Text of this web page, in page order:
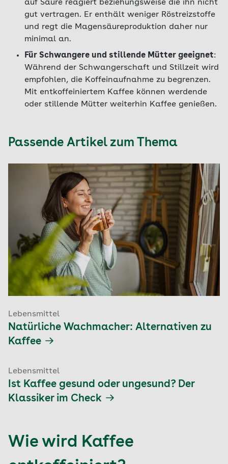
auf Säure reagiert beziehungsweise die ihn nicht
gut vertragen. Er enthält weniger Röstreizstoffe
und regt die Magensäureproduktion daher nur
minimal an.
Für Schwangere und stillende Mütter geeignet:
Während der Schwangerschaft und Stillzeit wird
empfohlen, die Koffeinaufnahme zu begrenzen.
Mit entkoffeiniertem Kaffee können werdende
oder stillende Mütter weiterhin Kaffee genießen.
Passende Artikel zum Thema
Lebensmittel
Natürliche Wachmacher: Alternativen zu
Kaffee
Lebensmittel
Ist Kaffee gesund oder ungesund? Der
Klassiker im Check
Wie wird Kaffee